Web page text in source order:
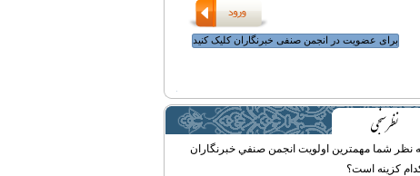
برای عضویت در انجمن صنفی خبرنگاران کلیک کنید
نظر شما مهمترين اولويت انجمن صنفي خبرنگاران
كزينه است؟